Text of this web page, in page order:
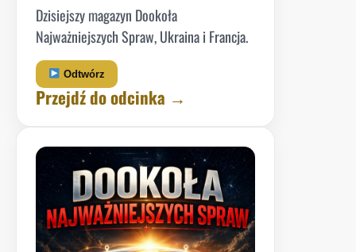
Dzisiejszy magazyn Dookoła
Najważniejszych Spraw, Ukraina i Francja.
Odtwórz
Przejdź do odcinka →